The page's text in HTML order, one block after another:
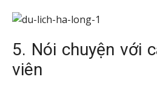
5. Nói chuyện với
viên